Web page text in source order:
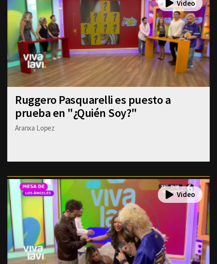
Ruggero Pasquarelli es puesto a
prueba en "¿Quién Soy?"
Aranxa Lopez